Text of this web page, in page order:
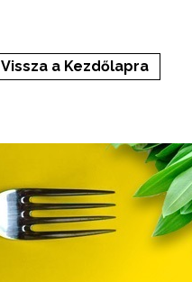
Vissza a Kezdőlapra